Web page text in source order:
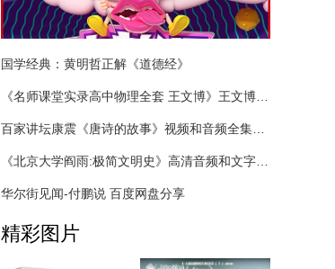
国学经典：黄明哲正解《道德经》
华尔街见闻-付鹏说 百度网盘分享
精彩图片